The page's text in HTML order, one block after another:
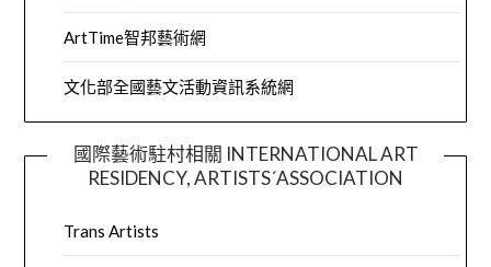
ArtTime智邦藝術網
文化部全國藝文活動資訊系統網
國際藝術駐村相關 INTERNATIONAL ART
RESIDENCY, ARTISTS´ASSOCIATION
Trans Artists